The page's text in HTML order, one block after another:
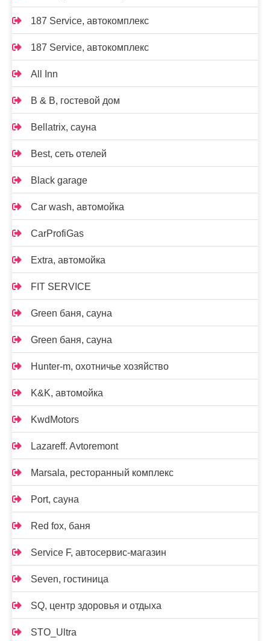
187 Service, автокомплекс
187 Service, автокомплекс
All Inn
B & B, гостевой дом
Bellatrix, сауна
Best, сеть отелей
Black garage
Car wash, автомойка
CarProfiGas
Extra, автомойка
FIT SERVICE
Green баня, сауна
Green баня, сауна
Hunter-m, охотничье хозяйство
K&K, автомойка
KwdMotors
Lazareff. Avtoremont
Marsala, ресторанный комплекс
Port, сауна
Red fox, баня
Service F, автосервис-магазин
Seven, гостиница
SQ, центр здоровья и отдыха
STO_Ultra